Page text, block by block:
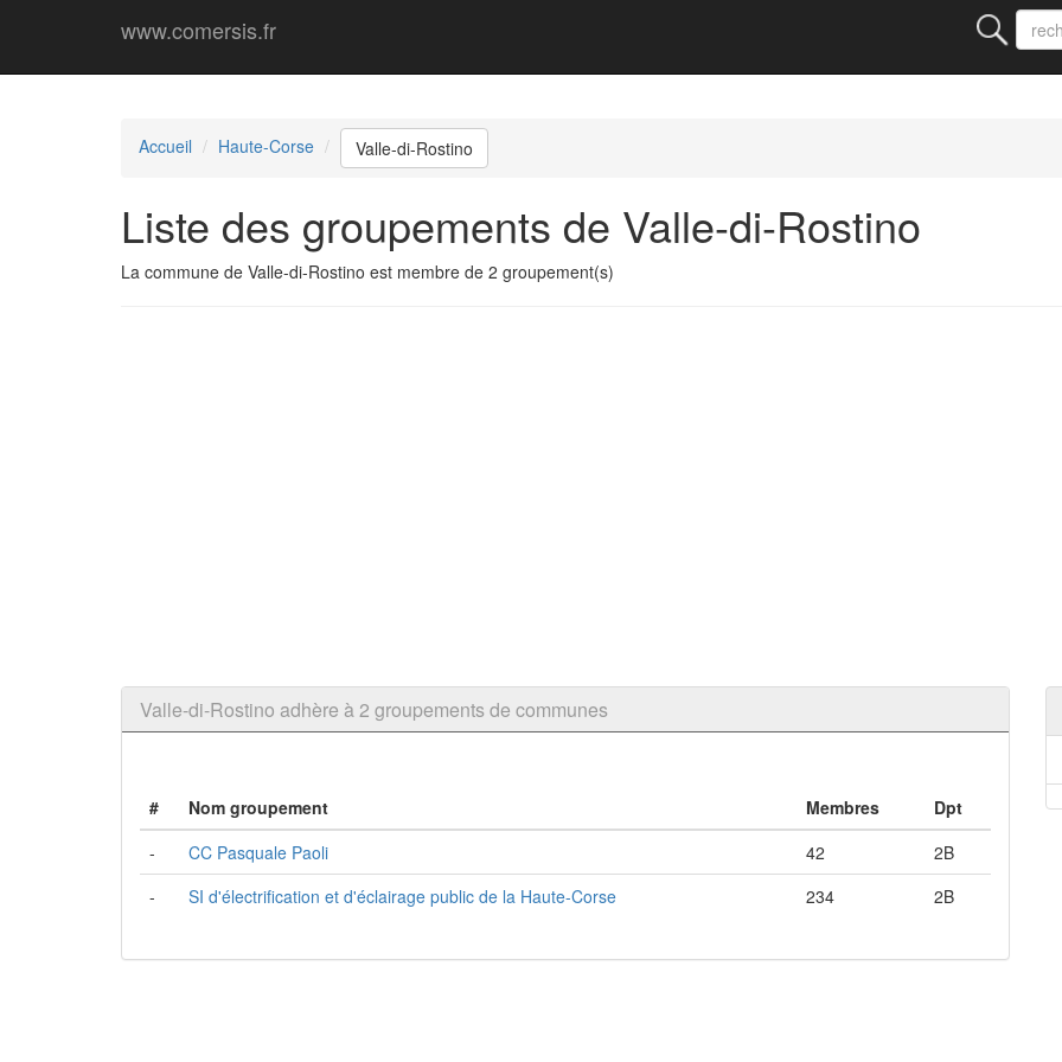
www.comersis.fr
Accueil Haute-Corse Valle-di-Rostino
Liste des groupements de Valle-di-Rostino
La commune de Valle-di-Rostino est membre de 2 groupement(s)
Valle-di-Rostino adhère à 2 groupements de communes
# Nom groupement Membres
Dpt
-
CC Pasquale Paoli 42
2B
-
SI d'électrification et d'éclairage public de la Haute-Corse 234 2B